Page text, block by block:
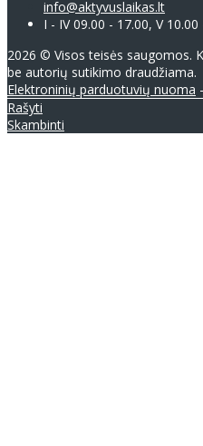
info@aktyvuslaikas.lt
I - IV 09.00 - 17.00, V 10.00
2026 © Visos teisės saugomos.
be autorių sutikimo draudžiama.
Elektroninių parduotuvių nuoma -
Rašyti
Skambinti